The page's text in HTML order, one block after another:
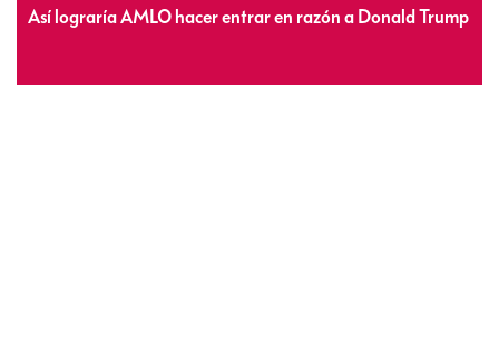
Así lograría AMLO hacer entrar en razón a Donald Trump